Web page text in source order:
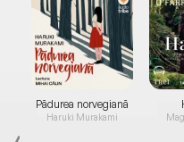
Pădurea norvegiană
Haruki Murakami